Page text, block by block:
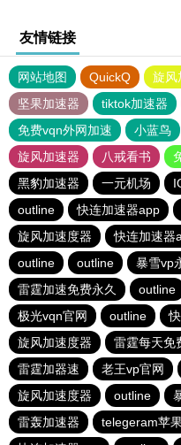
友情链接
网站地图 QuickQ 旋风
坚果加速器
tiktok加速器
免费vqn外网加速
小蓝鸟
旋风加速器
八戒看书
黑豹加速器
一元机场
outline
快连加速器app
旋风加速度器
快连加速器
outline
outline
暴雪vp
雷霆加速免费永久
outline
极光vqn官网
outline
旋风加速度器
雷霆每天免
雷霆加器速
老王vp官网
旋风加速度器
outline
雷轰加速器
telegeram苹